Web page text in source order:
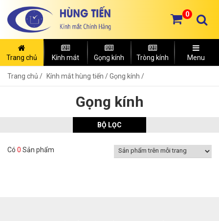
0
Trang chủ Kính mát Gọng kính Tròng kính Menu
Trang chủ Kính mắt hùng tiến /Gọng kính /
Gọng kính
BỘ LỌC
Có 0 Sản phẩm